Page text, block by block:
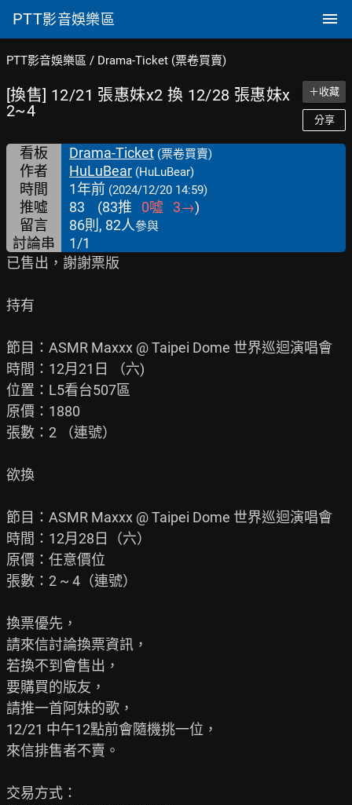
PTT影音娛樂區
PTT影音娛樂區 / Drama-Ticket (票卷買賣)
[換售] 12/21 張惠妹x2 換 12/28 張惠妹x
2~4
＋收藏
分享
看板 Drama-Ticket (票卷買賣)
作者 HuLuBear (HuLuBear)
時間 1年前 (2024/12/20 14:59)
推噓 83 (83推 0噓 3→)
留言
86則, 82人參與
討論串
1/1
已售出，謝謝票版
持有
節目：ASMR Maxxx @ Taipei Dome 世界巡迴演唱會
時間：12月21日 （六)
位置：L5看台507區
原價：1880
張數：2 （連號）
欲換
節目：ASMR Maxxx @ Taipei Dome 世界巡迴演唱會
時間：12月28日（六）
原價：任意價位
張數：2 ~ 4（連號）
換票優先，
請來信討論換票資訊，
若換不到會售出，
要購買的版友，
請推一首阿妹的歌，
12/21 中午12點前會隨機挑一位，
來信排售者不賣。
交易方式：